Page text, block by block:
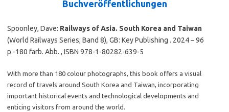
Buchveröffentlichungen
Spoonley, Dave: Railways of Asia. South Korea and Taiwan
(World Railways Series; Band 8), GB: Key Publishing . 2024 – 96
p.-180 farb. Abb. , ISBN 978-1-80282-639-5
With more than 180 colour photographs, this book offers a visual
record of travels around South Korea and Taiwan, incorporating
important historical events and technological developments and
enticing visitors from around the world.